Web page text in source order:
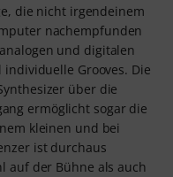
die nicht irgendeinem
nachempfunden
und digitalen
Grooves. Die
über die
ermöglicht sogar die
kleinen und bei
ist durchaus
auf der Bühne als auch